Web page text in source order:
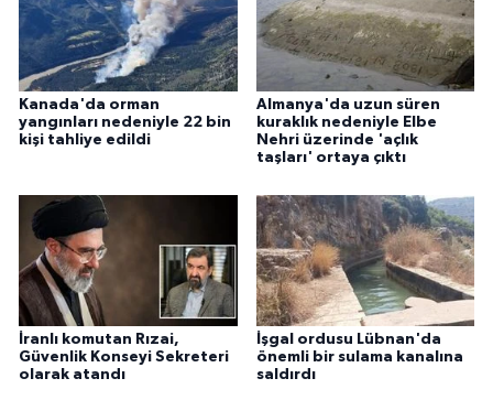
Kanada'da orman
yangınları nedeniyle 22 bin
kişi tahliye edildi
Almanya'da uzun süren
kuraklık nedeniyle Elbe
Nehri üzerinde 'açlık
taşları' ortaya çıktı
İranlı komutan Rızai,
Güvenlik Konseyi Sekreteri
olarak atandı
İşgal ordusu Lübnan'da
önemli bir sulama kanalına
saldırdı